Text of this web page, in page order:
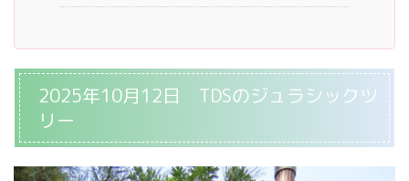
2025年10月12日 TDSのジュラシックツ
リー